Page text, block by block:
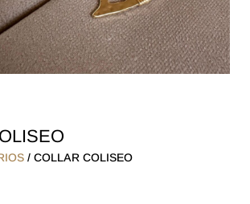
/ COLLAR COLISEO